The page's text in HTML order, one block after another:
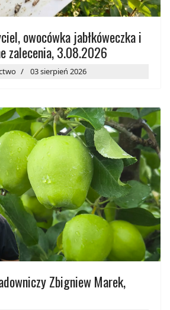
owocówka jabłkóweczka i
zalecenia, 3.08.2026
03 sierpień 2026
Zbigniew Marek,